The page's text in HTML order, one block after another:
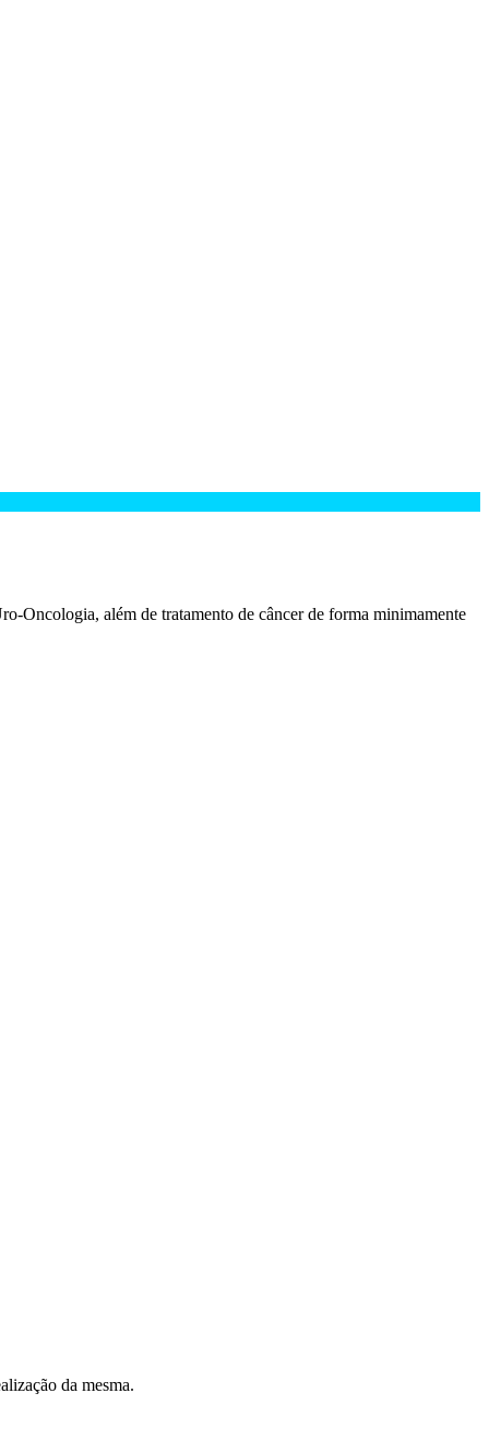
Oncologia, além de tratamento de câncer de forma minimamente
da mesma.